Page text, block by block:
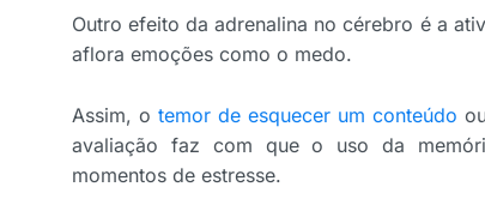
Outro efeito da adrenalina no cérebro é a
aflora emoções como o medo.
Assim, o temor de esquecer um conteúdo
avaliação faz com que o uso da
momentos de estresse.